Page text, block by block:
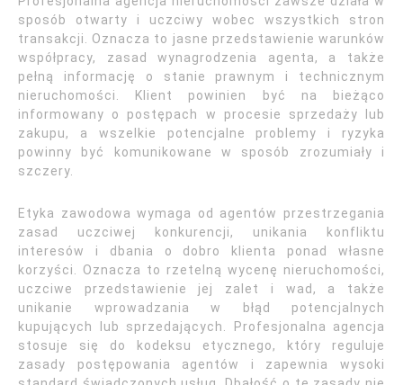
sposób otwarty i uczciwy wobec wszystkich stron
transakcji. Oznacza to jasne przedstawienie warunków
współpracy, zasad wynagrodzenia agenta, a także
pełną informację o stanie prawnym i technicznym
nieruchomości. Klient powinien być na bieżąco
informowany o postępach w procesie sprzedaży lub
zakupu, a wszelkie potencjalne problemy i ryzyka
powinny być komunikowane w sposób zrozumiały i
szczery.
Etyka zawodowa wymaga od agentów przestrzegania
zasad uczciwej konkurencji, unikania konfliktu
interesów i dbania o dobro klienta ponad własne
korzyści. Oznacza to rzetelną wycenę nieruchomości,
uczciwe przedstawienie jej zalet i wad, a także
unikanie wprowadzania w błąd potencjalnych
kupujących lub sprzedających. Profesjonalna agencja
stosuje się do kodeksu etycznego, który reguluje
zasady postępowania agentów i zapewnia wysoki